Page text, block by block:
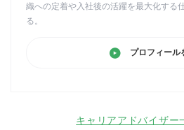
織への定着や入社後の活躍を最大化する
る。
プロフィール
キャリアアドバイザー